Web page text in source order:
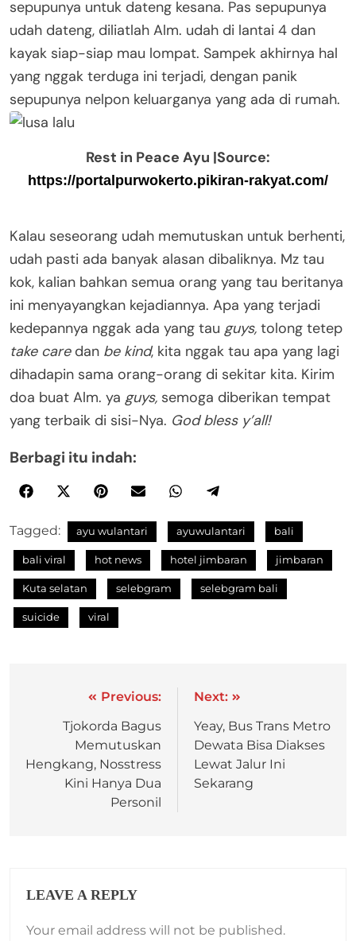
sepupunya untuk dateng kesana. Pas sepupunya
udah dateng, diliatlah Alm. udah di lantai 4 dan
kayak siap-siap mau lompat. Sampek akhirnya hal
yang nggak terduga ini terjadi, dengan panik
sepupunya nelpon keluarganya yang ada di rumah.
Rest in Peace Ayu |Source:
https://portalpurwokerto.pikiran-rakyat.com/
Kalau seseorang udah memutuskan untuk berhenti,
udah pasti ada banyak alasan dibaliknya. Mz tau
kok, kalian bahkan semua orang yang tau beritanya
ini menyayangkan kejadiannya. Apa yang terjadi
kedepannya nggak ada yang tau guys, tolong tetep
take caredan be kind, kita nggak tau apa yang lagi
dihadapin sama orang-orang di sekitar kita. Kirim
doa buat Alm. ya guys, semoga diberikan tempat
yang terbaik di sisi-Nya. God bless y’all!
Berbagi itu indah:
Tagged: ayu wulantari ayuwulantari bali
bali viral hot news hotel jimbaran jimbaran
Kuta selatan selebgram selebgram bali
suicide viral
Previous:
Tjokorda Bagus
Memutuskan
Hengkang, Nosstress
Kini Hanya Dua
Personil
Next:
Yeay, Bus Trans Metro
Dewata Bisa Diakses
Lewat Jalur Ini
Sekarang
LEAVE A REPLY
Your email address will not be published.